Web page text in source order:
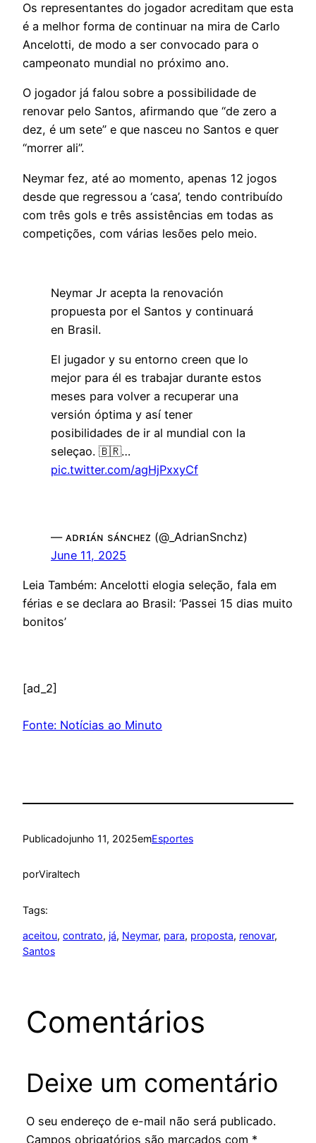
Os representantes do jogador acreditam que esta
é a melhor forma de continuar na mira de Carlo
Ancelotti, de modo a ser convocado para o
campeonato mundial no próximo ano.
O jogador já falou sobre a possibilidade de
renovar pelo Santos, afirmando que “de zero a
dez, é um sete” e que nasceu no Santos e quer
“morrer ali”.
Neymar fez, até ao momento, apenas 12 jogos
desde que regressou a ‘casa’, tendo contribuído
com três gols e três assistências em todas as
competições, com várias lesões pelo meio.
Neymar Jr acepta la renovación
propuesta por el Santos y continuará
en Brasil. ️
El jugador y su entorno creen que lo
mejor para él es trabajar durante estos
meses para volver a recuperar una
versión óptima y así tener
posibilidades de ir al mundial con la
seleçao. 🇧🇷…
pic.twitter.com/agHjPxxyCf
— ᴀᴅʀɪᴀ́ɴ sᴀ́ɴᴄʜᴇᴢ (@_AdrianSnchz)
June 11, 2025
Leia Também: Ancelotti elogia seleção, fala em
férias e se declara ao Brasil: ‘Passei 15 dias muito
bonitos’
[ad_2]
Fonte: Notícias ao Minuto
Publicadojunho 11, 2025emEsportes
porViraltech
Tags:
aceitou, contrato, já, Neymar, para, proposta, renovar
Santos
Comentários
Deixe um comentário
O seu endereço de e-mail não será publicado.
Campos obrigatórios são marcados com *